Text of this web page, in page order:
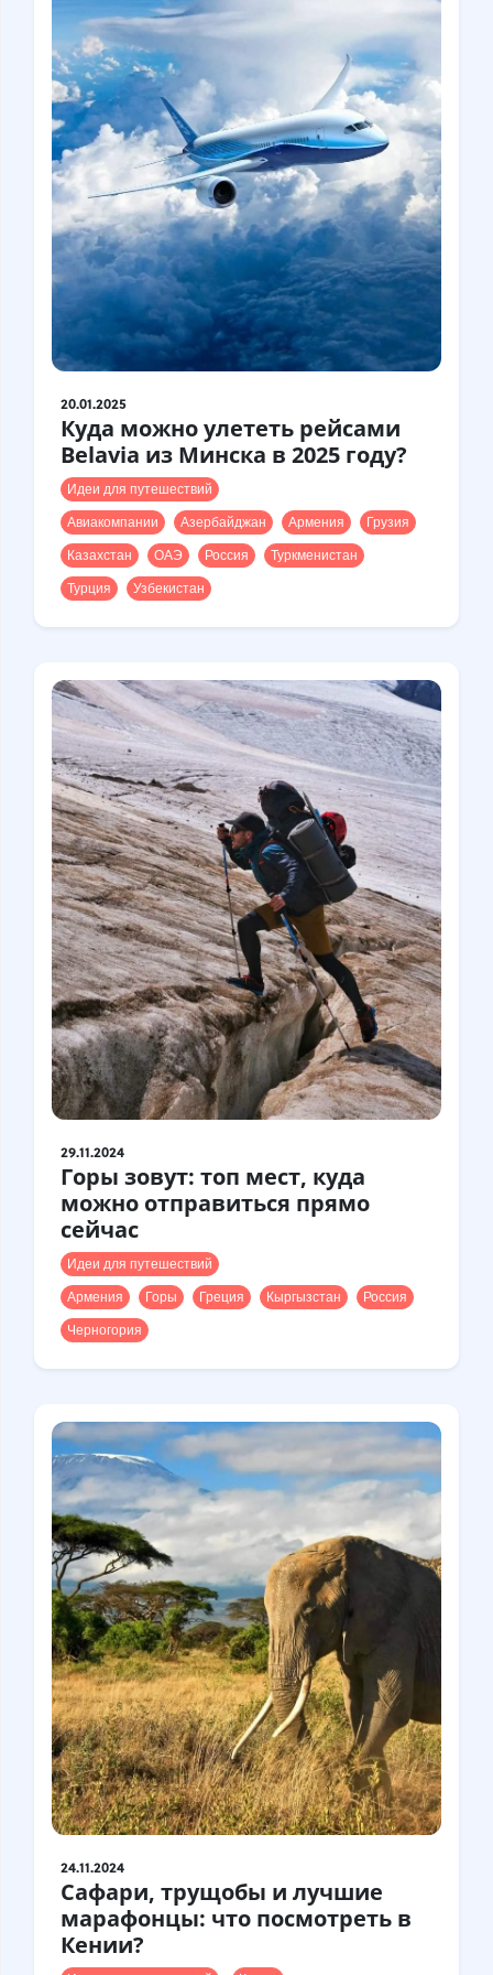
Турция
Финляндия
Франция
Хорватия
Чехия
Чили
Швейцария
Швеция
Шотландия
Шри-Ланка
Эстония
Япония
20.01.2025
Куда можно улететь рейсами
Belavia из Минска в 2025 году?
Идеи для путешествий
Авиакомпании
Азербайджан Армения
Грузия
Казахстан
ОАЭ Россия
Туркменистан
Турция
Узбекистан
29.11.2024
Горы зовут: топ мест, куда
можно отправиться прямо
сейчас
Идеи для путешествий
Армения
Горы Греция Кыргызстан
Россия
Черногория
24.11.2024
Сафари, трущобы и лучшие
марафонцы: что посмотреть в
Кении?